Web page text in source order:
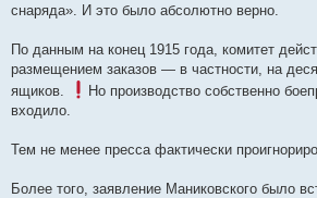
снаряда». И это было абсолютно верно.
По данным на конец 1915 года, комитет
размещением заказов — в частности, на
ящиков.
Но производство собственно
входило.
Тем не менее пресса фактически
Более того, заявление Маниковского было